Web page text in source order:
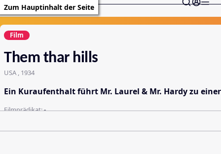
Zum Hauptinhalt der Seite
Film
Them thar hills
USA , 1934
Ein Kuraufenthalt führt Mr. Laurel & Mr. Hardy zu
Filmprädikat:-